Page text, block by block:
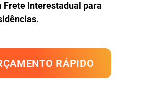
Frete Interestadual para
.
RÁPIDO